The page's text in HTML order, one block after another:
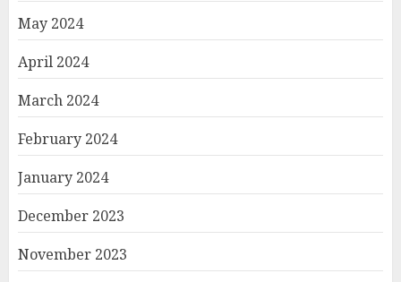
May 2024
April 2024
March 2024
February 2024
January 2024
December 2023
November 2023